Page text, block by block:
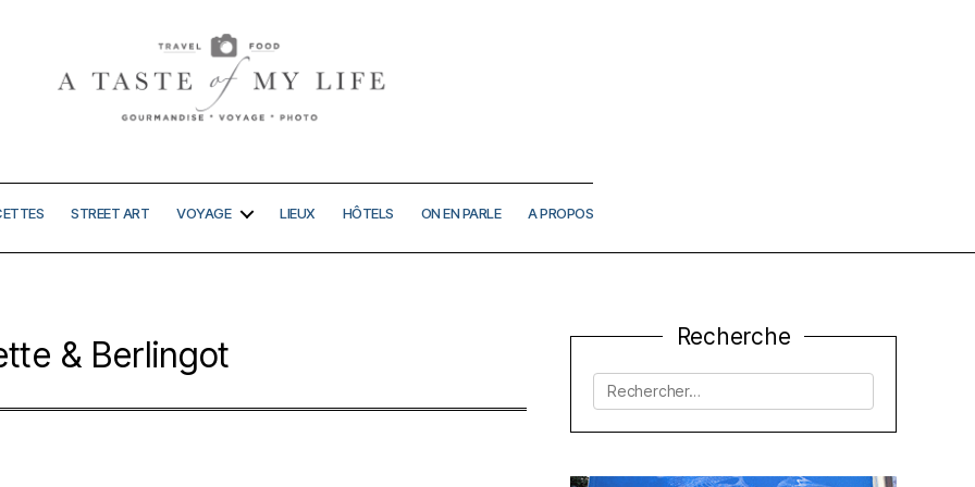
of
mySTREET ART VOYAGE LIEUX HÔTELS ON EN PARLE A PROPOS
& Berlingot Recherche
Rechercher :